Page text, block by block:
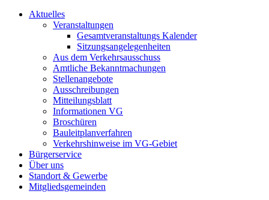
Aktuelles
Veranstaltungen
Gesamtveranstaltungs Kalender
Sitzungsangelegenheiten
Aus dem Verkehrsausschuss
Amtliche Bekanntmachungen
Stellenangebote
Ausschreibungen
Mitteilungsblatt
Informationen VG
Broschüren
Bauleitplanverfahren
Verkehrshinweise im VG-Gebiet
Bürgerservice
Über uns
Standort & Gewerbe
Mitgliedsgemeinden